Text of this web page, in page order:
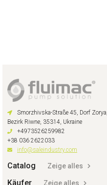
Smorzhivska-Straße 45, Dorf
Bezirk Riwne, 35314, Ukraine
+4973526259982
+38 036 2622033
info@saleindustry.com
Catalog Zeige alles
Käufer Zeige alles